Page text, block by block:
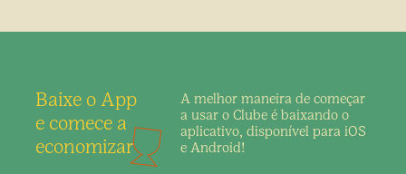
Baixe o App
e comece a
economizar
A melhor maneira de começar
a usar o Clube é baixando o
aplicativo, disponível para iOS
e Android!